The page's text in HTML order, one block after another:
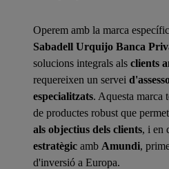
Operem amb la marca
Sabadell Urquijo Banca
solucions integrals als clients
requereixen un servei
especialitzats. Aquesta marca
de productes robust que permet
als objectius dels clients, i en
estratègic amb Amundi,
d'inversió a Europa.